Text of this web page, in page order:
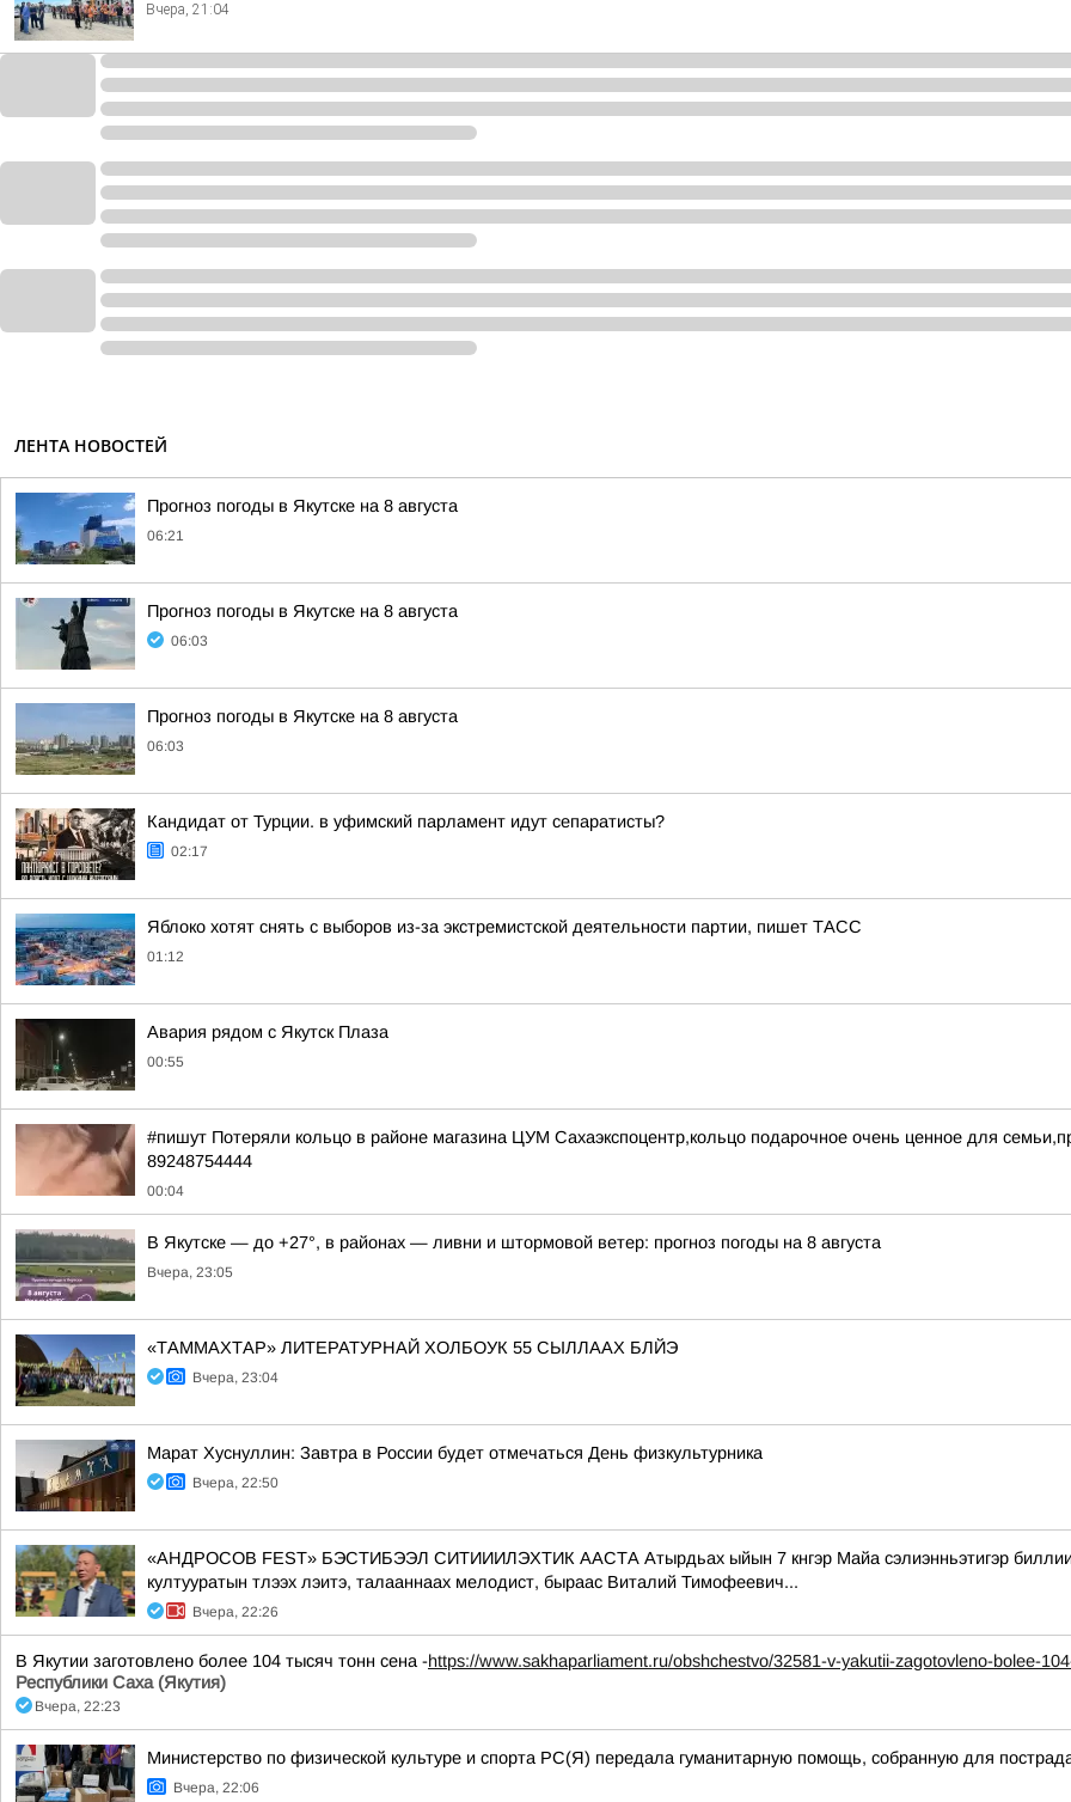
Вчера, 21:04
ЛЕНТА НОВОСТЕЙ
Прогноз погоды в Якутске на 8 августа
06:21
Прогноз погоды в Якутске на 8 августа
06:03
Прогноз погоды в Якутске на 8 августа
06:03
Кандидат от Турции. в уфимский парламент идут сепаратисты?
02:17
Яблоко хотят снять с выборов из-за экстремистской деятельности партии, пишет ТАСС
01:12
Авария рядом с Якутск Плаза
00:55
#пишут Потеряли кольцо в районе магазина ЦУМ Сахаэкспоцентр,кольцо подарочное очень ценное для
89248754444
00:04
В Якутске — до +27°, в районах — ливни и штормовой ветер: прогноз погоды на 8 августа
Вчера, 23:05
«ТАММАХТАР» ЛИТЕРАТУРНАЙ ХОЛБОУК 55 СЫЛЛААХ БЛЙЭ
Вчера, 23:04
Марат Хуснуллин: Завтра в России будет отмечаться День физкультурника
Вчера, 22:50
«АНДРОСОВ FEST» БЭСТИБЭЭЛ СИТИИИЛЭХТИК ААСТА Атырдьах ыйын 7 кнгэр Майа сэлиэнньэтигэр
култууратын тлээх лэитэ, талааннаах мелодист, быраас Виталий Тимофеевич...
Вчера, 22:26
В Якутии заготовлено более 104 тысяч тонн сена -https://www.sakhaparliament.ru/obshchestvo/32581-v-yakutii-zagotovleno-bolee-
Республики Саха (Якутия)
Вчера, 22:23
Министерство по физической культуре и спорта РС(Я) передала гуманитарную помощь, собранную для
Вчера, 22:06